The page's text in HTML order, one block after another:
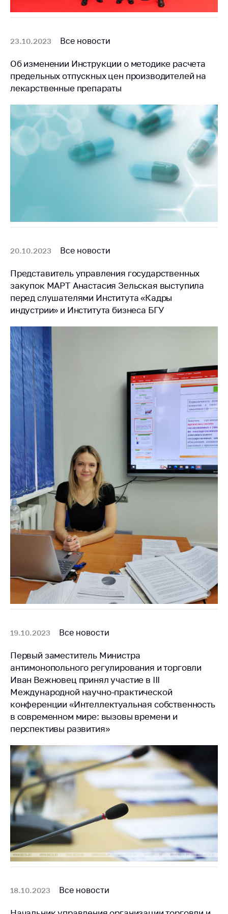
23.10.2023 Все новости
Об изменении Инструкции о методике расчета
предельных отпускных цен производителей на
лекарственные препараты
20.10.2023 Все новости
Представитель управления государственных
закупок МАРТ Анастасия Зельская выступила
перед слушателями Института «Кадры
индустрии» и Института бизнеса БГУ
19.10.2023 Все новости
Первый заместитель Министра
антимонопольного регулирования и торговли
Иван Вежновец принял участие в III
Международной научно-практической
конференции «Интеллектуальная собственность
в современном мире: вызовы времени и
перспективы развития»
18.10.2023 Все новости